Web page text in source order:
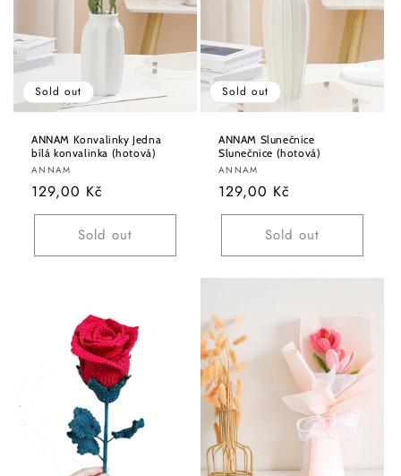
Sold out
ANNAM Konvalinky Jedna
bílá konvalinka (hotová)
Vendor:
ANNAM
Regular
price
129,00 Kč
Sold out
Sold out
ANNAM Slunečnice
Slunečnice (hotová)
Vendor:
ANNAM
Regular
price
129,00 Kč
Sold out